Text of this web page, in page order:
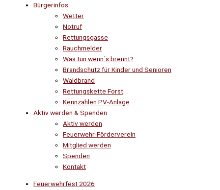
Bürgerinfos
Wetter
Notruf
Rettungsgasse
Rauchmelder
Was tun wenn´s brennt?
Brandschutz für Kinder und Senioren
Waldbrand
Rettungskette Forst
Kennzahlen PV-Anlage
Aktiv werden & Spenden
Aktiv werden
Feuerwehr-Förderverein
Mitglied werden
Spenden
Kontakt
Feuerwehrfest 2026